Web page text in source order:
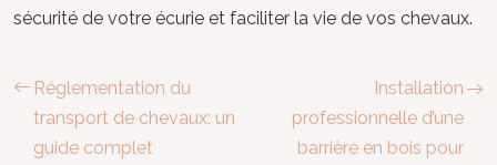
sécurité de votre écurie et faciliter la vie de vos chevaux.
Réglementation du
transport de chevaux: un
guide complet
Installation
professionnelle d’une
barrière en bois pour